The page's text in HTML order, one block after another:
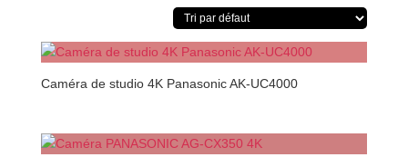
Caméra de studio 4K Panasonic AK-UC4000